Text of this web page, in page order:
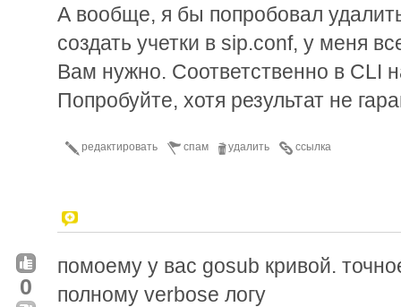
А вообще, я бы попробовал
создать учетки в sip.conf, у меня
Вам нужно. Соответственно в CLI
Попробуйте, хотя результат не
ссылка
удалить
спам
редактировать
0
помоему у вас gosub кривой.
полному verbose логу